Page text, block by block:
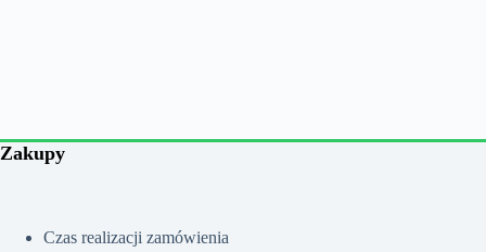
Zakupy
Czas realizacji zamówienia